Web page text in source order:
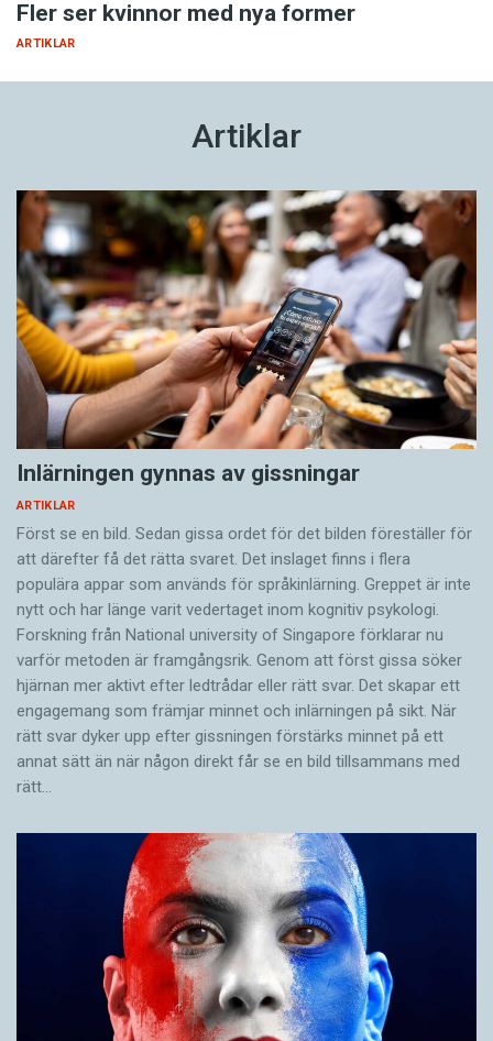
Fler ser kvinnor med nya former
ARTIKLAR
Artiklar
Inlärningen gynnas av gissningar
ARTIKLAR
Först se en bild. Sedan gissa ordet för det bilden föreställer för
att därefter få det rätta svaret. Det inslaget finns i flera
populära appar som används för språkinlärning. Greppet är inte
nytt och har länge varit vedertaget inom kognitiv psykologi.
Forskning från National university of Singa­pore förklarar nu
varför metoden är framgångsrik. Genom att först gissa ­söker
hjärnan mer aktivt ­efter ledtrådar eller rätt svar. Det skapar ett
engagemang som främjar minnet och inlärningen på sikt. När
rätt svar dyker upp efter gissningen förstärks minnet på ett
annat sätt än när någon direkt får se en bild tillsammans med
rätt…